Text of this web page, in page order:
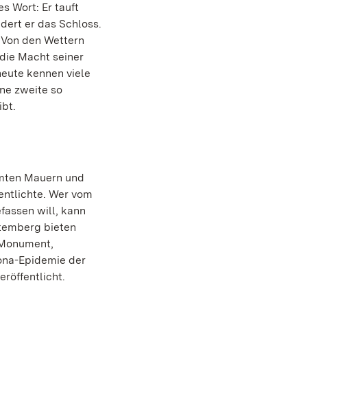
Wort: Er tauft
er das Schloss.
den Wettern
Macht seiner
kennen viele
zweite so
Mauern und
Wer vom
will, kann
bieten
Epidemie der